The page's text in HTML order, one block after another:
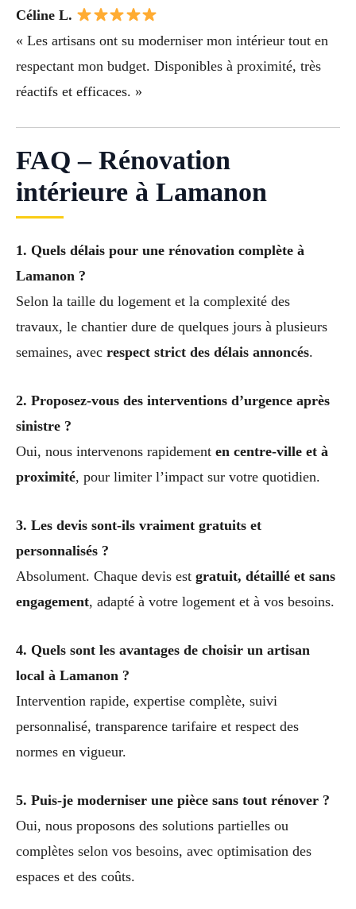
Céline L.
« Les artisans ont su moderniser mon intérieur tout en
respectant mon budget. Disponibles à proximité, très
réactifs et efficaces. »
FAQ – Rénovation
intérieure à Lamanon
1. Quels délais pour une rénovation complète à
Lamanon ?
Selon la taille du logement et la complexité des
travaux, le chantier dure de quelques jours à plusieurs
semaines, avec respect strict des délais annoncés.
2. Proposez-vous des interventions d’urgence après
sinistre ?
Oui, nous intervenons rapidement en centre-ville et à
proximité, pour limiter l’impact sur votre quotidien.
3. Les devis sont-ils vraiment gratuits et
personnalisés ?
Absolument. Chaque devis est gratuit, détaillé et sans
engagement, adapté à votre logement et à vos besoins.
4. Quels sont les avantages de choisir un artisan
local à Lamanon ?
Intervention rapide, expertise complète, suivi
personnalisé, transparence tarifaire et respect des
normes en vigueur.
5. Puis-je moderniser une pièce sans tout rénover ?
Oui, nous proposons des solutions partielles ou
complètes selon vos besoins, avec optimisation des
espaces et des coûts.